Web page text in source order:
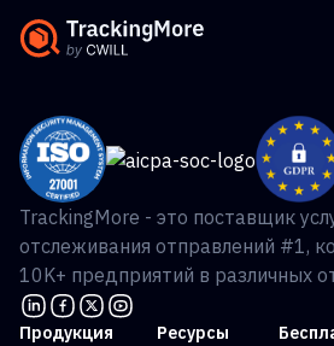
TrackingMore - это поставщик
отслеживания отправлений #1,
10K+ предприятий в различных
Продукция
Ресурсы